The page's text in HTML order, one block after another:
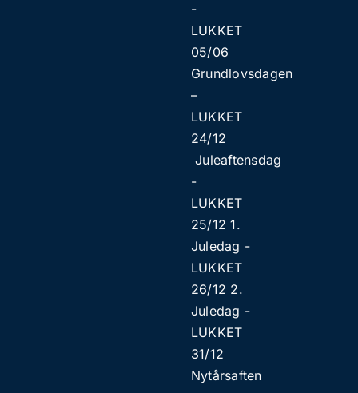
​​-
LUKKET
05/06
Grundlovsdagen
–
LUKKET
24/12
Juleaftensdag
​​-
LUKKET
25/12 1.
Juledag ​​-
LUKKET
26/12 2.
Juledag ​​-
LUKKET
31/12
Nytårsaften